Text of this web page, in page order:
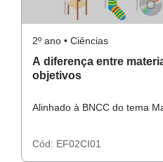
2º ano • Ciências
A diferença entre
objetivos
Alinhado à BNCC do tema
Cód: EF02CI01